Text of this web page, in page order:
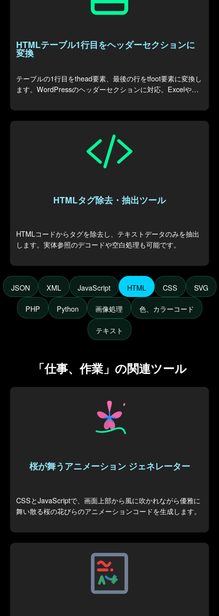
HTMLテーブル1行目をヘッダーセクションに
変換
テーブルの1行目をthead要素、最後の行をtfoot要素に変換し
ます。WordPressのヘッダーセクションに対応。Excelや
一括削除機能付き。
HTMLタグ除去・抽出ツール
HTMLコードからタグを除去し、テキストデータのみを抽出
します。実体参照のデコードや空白処理も可能です。
JSON XML JavaScript HTML CSS SVG
PHP Python 画像処理 色、カラーコード
テキスト
「仕事、作業」の関連ツール
桜が舞うアニメーション ジェネレーター
CSSとJavaScriptで、画面上部から風に吹かれながら優雅に
舞い散る桜の花びらのアニメーションコードを生成します。